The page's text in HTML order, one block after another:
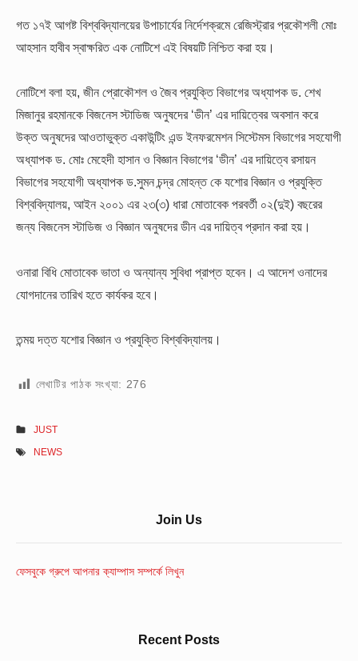
গত ১৭ই আগষ্ট বিশ্ববিদ্যালয়ের উপাচার্যের নির্দেশক্রমে রেজিস্ট্রার প্রকৌশলী মোঃ
আহসান হাবীব স্বাক্ষরিত এক নোটিশে এই বিষয়টি নিশ্চিত করা হয়।
নোটিশে বলা হয়, জীন প্রোকৌশল ও জৈব প্রযুক্তি বিভাগের অধ্যাপক ড. শেখ
মিজানুর রহমানকে বিজনেস স্টাডিজ অনুষদের ‘ডীন’ এর দায়িত্বের অবসান করে
উক্ত অনুষদের আওতাভুক্ত একাউন্টিং এন্ড ইনফরমেশন সিস্টেমস বিভাগের সহযোগী
অধ্যাপক ড. মোঃ মেহেদী হাসান ও বিজ্ঞান বিভাগের ‘ডীন’ এর দায়িত্বে রসায়ন
বিভাগের সহযোগী অধ্যাপক ড.সুমন চন্দ্র মোহন্ত কে যশোর বিজ্ঞান ও প্রযুক্তি
বিশ্ববিদ্যালয়, আইন ২০০১ এর ২৩(৩) ধারা মোতাবেক পরবর্তী ০২(দুই) বছরের
জন্য বিজনেস স্টাডিজ ও বিজ্ঞান অনুষদের ডীন এর দায়িত্ব প্রদান করা হয়।
ওনারা বিধি মোতাবেক ভাতা ও অন্যান্য সুবিধা প্রাপ্ত হবেন। এ আদেশ ওনাদের
যোগদানের তারিখ হতে কার্যকর হবে।
তন্ময় দত্তযশোর বিজ্ঞান ও প্রযুক্তি বিশ্ববিদ্যালয়।
লেখাটির পাঠক সংখ্যা: 276
JUST
NEWS
Area
Join Us
ফেসবুকে গ্রুপে আপনার ক্যাম্পাস সম্পর্কে লিখুন
Recent Posts